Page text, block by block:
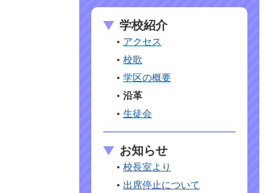
学校紹介
アクセス
校歌
学区の概要
沿革
生徒会
お知らせ
校長室より
出席停止について